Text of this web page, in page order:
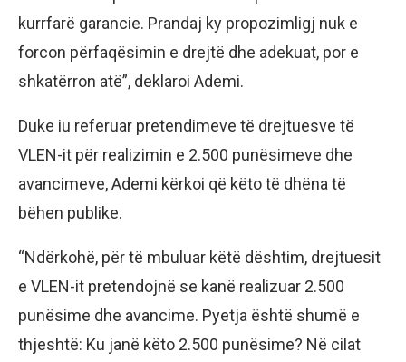
kurrfarë garancie. Prandaj ky propozimligj nuk e
forcon përfaqësimin e drejtë dhe adekuat, por e
shkatërron atë”, deklaroi Ademi.
Duke iu referuar pretendimeve të drejtuesve të
VLEN-it për realizimin e 2.500 punësimeve dhe
avancimeve, Ademi kërkoi që këto të dhëna të
bëhen publike.
“Ndërkohë, për të mbuluar këtë dështim, drejtuesit
e VLEN-it pretendojnë se kanë realizuar 2.500
punësime dhe avancime. Pyetja është shumë e
thjeshtë: Ku janë këto 2.500 punësime? Në cilat